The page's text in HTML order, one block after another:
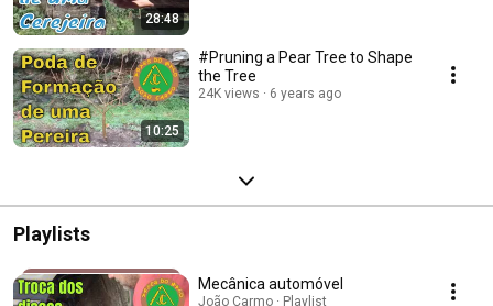
28:48
10:25
#Pruning a Pear Tree to Shape
the Tree
24K views 6 years ago
Playlists
Mecânica automóvel
João Carmo · Playlist